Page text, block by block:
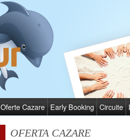
Oferte Cazare Early Booking Circuite
OFERTA CAZARE